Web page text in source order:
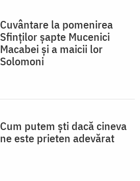
Cuvântare la pomenirea
Sfinților șapte Mucenici
Macabei și a maicii lor
Solomoni
Cum putem ști dacă cineva
ne este prieten adevărat